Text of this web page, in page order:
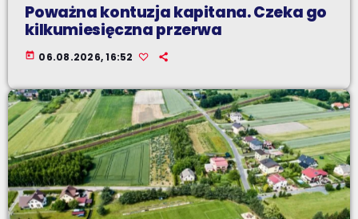
Poważna kontuzja kapitana. Czeka go
kilkumiesięczna przerwa
today 06.08.2026, 16:52